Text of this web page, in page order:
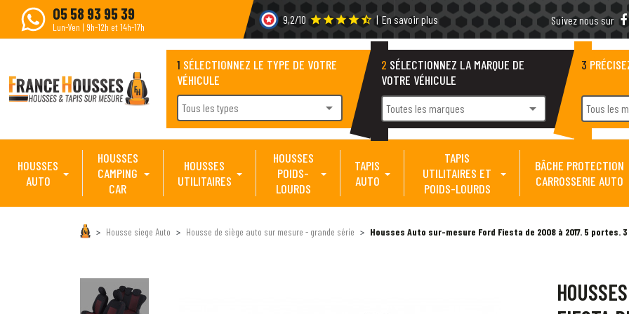
05 58 93 95 39
Lun-Ven | 9h-12h et 14h-17h
9,2/10 star starstarstarstar_half | En savoir plus Suivez nous sur
1 SÉLECTIONNEZ LE TYPE DE VOTRE
VÉHICULE
Tous les types arrow_drop_down
2 SÉLECTIONNEZ LA MARQUE DE
VOTRE VÉHICULE
Toutes les marques arrow_drop_down
3
Tous les
HOUSSES
AUTO
HOUSSES
CAMPING
CAR
HOUSSES
UTILITAIRES
HOUSSES
POIDS-
LOURDS
TAPIS
AUTO
TAPIS
UTILITAIRES ET
POIDS-LOURDS
BÂCHE PROTECTION
CARROSSERIE AUTO
Housse siege Auto Housse de siège auto sur mesure - grande série Housses Auto sur-mesure Ford Fiesta de 2008 à 2017. 5 portes.